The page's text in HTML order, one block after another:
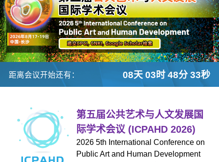
距离会议开始还有： 08天 03时 48分 32秒
第五届公共艺术与人文发展国
际学术会议 (ICPAHD 2026)
2026 5th International Conference on
Public Art and Human Development